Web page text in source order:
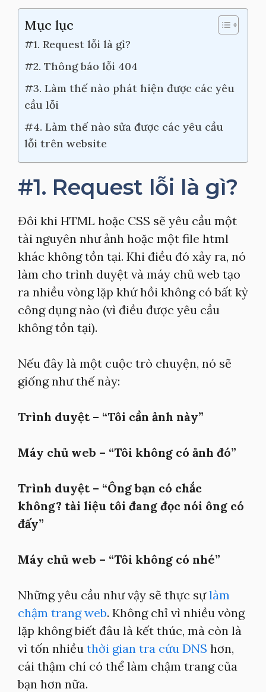
Mục lục
#1. Request lỗi là gì?
#2. Thông báo lỗi 404
#3. Làm thế nào phát hiện được các yêu
cầu lỗi
#4. Làm thế nào sửa được các yêu cầu
lỗi trên website
#1. Request lỗi là gì?
Đôi khi HTML hoặc CSS sẽ yêu cầu một
tài nguyên như ảnh hoặc một file html
khác không tồn tại. Khi điều đó xảy ra, nó
làm cho trình duyệt và máy chủ web tạo
ra nhiều vòng lặp khứ hồi không có bất kỳ
công dụng nào (vì điều được yêu cầu
không tồn tại).
Nếu đây là một cuộc trò chuyện, nó sẽ
giống như thế này:
Trình duyệt – “Tôi cần ảnh này”
Máy chủ web – “Tôi không có ảnh đó”
Trình duyệt – “Ông bạn có chắc
không? tài liệu tôi đang đọc nói ông có
đấy”
Máy chủ web – “Tôi không có nhé”
Những yêu cầu như vậy sẽ thực sựlàm
chậm trang web. Không chỉ vì nhiều vòng
lặp không biết đâu là kết thúc, mà còn là
vì tốn nhiều thời gian tra cứu DNS hơn,
cái thậm chí có thể làm chậm trang của
bạn hơn nữa.